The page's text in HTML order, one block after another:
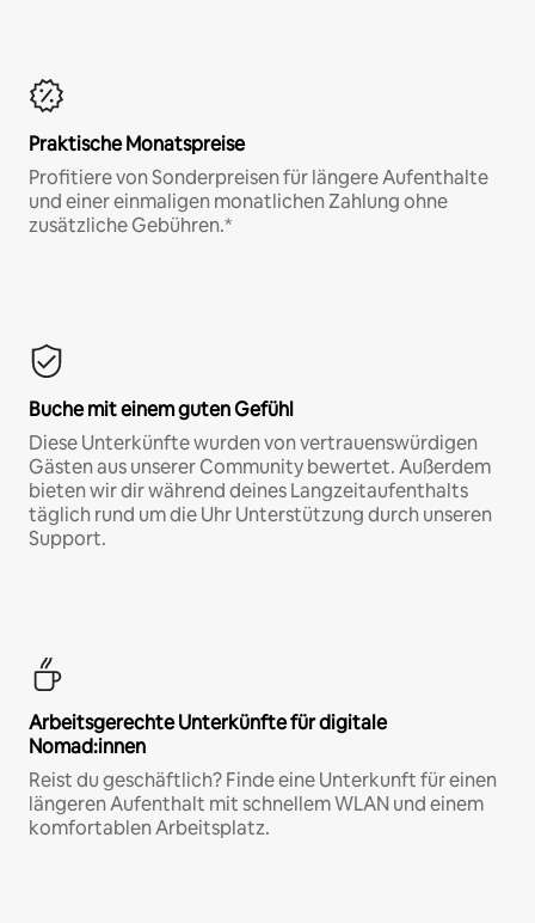
Praktische Monatspreise
Profitiere von Sonderpreisen für längere Aufenthalte
und einer einmaligen monatlichen Zahlung ohne
zusätzliche Gebühren.*
Buche mit einem guten Gefühl
Diese Unterkünfte wurden von vertrauenswürdigen
Gästen aus unserer Community bewertet. Außerdem
bieten wir dir während deines Langzeitaufenthalts
täglich rund um die Uhr Unterstützung durch unseren
Support.
Arbeitsgerechte Unterkünfte für digitale
Nomad:innen
Reist du geschäftlich? Finde eine Unterkunft für einen
längeren Aufenthalt mit schnellem WLAN und einem
komfortablen Arbeitsplatz.